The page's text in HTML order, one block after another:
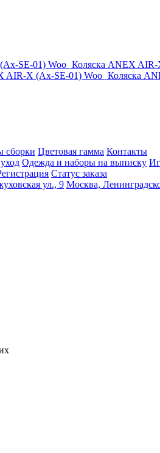
SE-01) Woo Коляска ANEX
AIR-X (Ax-SE-01) Woo Коляска
сборки Цветовая гамма Контакты
Одежда и наборы на выписку
Статус заказа
ул., 9 Москва,